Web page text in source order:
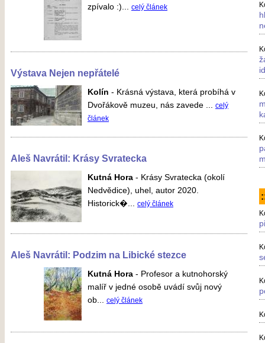
zpívalo :)... celý článek
Výstava Nejen nepřátelé
Kolín - Krásná výstava, která probíhá v
Dvořákově muzeu, nás zavede ... celý
článek
Aleš Navrátil: Krásy Svratecka
Kutná Hora - Krásy Svratecka (okolí
Nedvědice), uhel, autor 2020.
Historick�... celý článek
Aleš Navrátil: Podzim na Libické stezce
Kutná Hora - Profesor a kutnohorský
malíř v jedné osobě uvádí svůj nový
ob... celý článek